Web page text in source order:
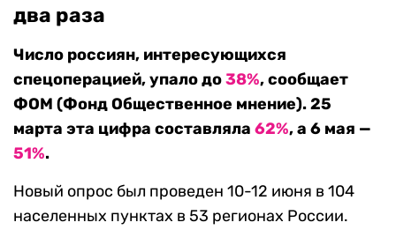
два раза
Число россиян, интересующихся
спецоперацией, упало до38%, сообщает
ФОМ (Фонд Общественное мнение). 25
марта эта цифра составляла 62%, а 6 мая —
51%.
Новый опрос был проведен 10-12 июня в 104
населенных пунктах в 53 регионах России.